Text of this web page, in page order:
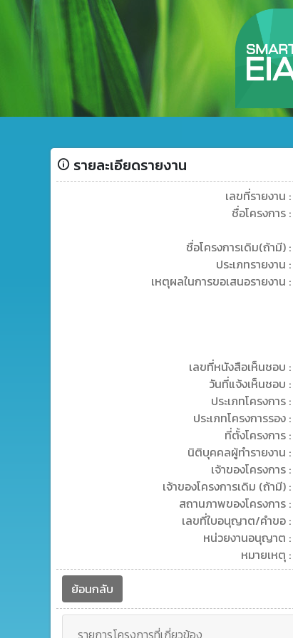
รายละเอียดรายงาน
เลขที่รายงาน :
ชื่อโครงการ :
ชื่อโครงการเดิม(ถ้ามี) :
ประเภทรายงาน :
เหตุผลในการขอเสนอรายงาน :
เลขที่หนังสือเห็นชอบ :
วันที่แจ้งเห็นชอบ :
ประเภทโครงการ :
ประเภทโครงการรอง :
ที่ตั้งโครงการ :
นิติบุคคลผู้ทำรายงาน :
เจ้าของโครงการ :
เจ้าของโครงการเดิม (ถ้ามี) :
สถานภาพของโครงการ :
เลขที่ใบอนุญาต/คำขอ :
หน่วยงานอนุญาต :
หมายเหตุ :
ย้อนกลับ